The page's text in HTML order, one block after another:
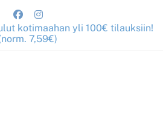
kotimaahan yli 100€ tilauksiin!
7,59€)